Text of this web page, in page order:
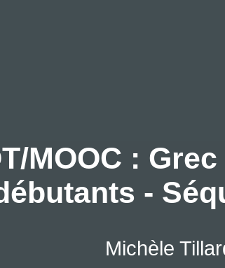
MOOC :
-
Michèle